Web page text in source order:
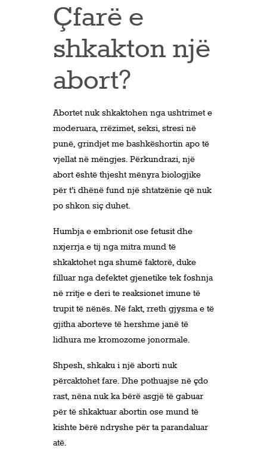
Çfarë e
shkakton një
abort?
Abortet nuk shkaktohen nga ushtrimet e
moderuara, rrëzimet, seksi, stresi në
punë, grindjet me bashkëshortin apo të
vjellat në mëngjes. Përkundrazi, një
abort është thjesht mënyra biologjike
për t’i dhënë fund një shtatzënie që nuk
po shkon siç duhet.
Humbja e embrionit ose fetusit dhe
nxjerrja e tij nga mitra mund të
shkaktohet nga shumë faktorë, duke
filluar nga defektet gjenetike tek foshnja
në rritje e deri te reaksionet imune të
trupit të nënës. Në fakt, rreth gjysma e të
gjitha aborteve të hershme janë të
lidhura me kromozome jonormale.
Shpesh, shkaku i një aborti nuk
përcaktohet fare. Dhe pothuajse në çdo
rast, nëna nuk ka bërë asgjë të gabuar
për të shkaktuar abortin ose mund të
kishte bërë ndryshe për ta parandaluar
atë.